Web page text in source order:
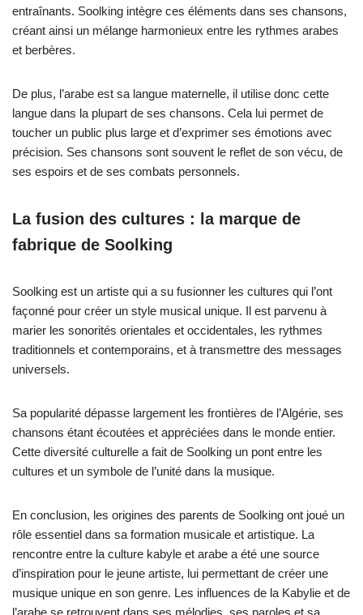
entraînants. Soolking intègre ces éléments dans ses chansons,
créant ainsi un mélange harmonieux entre les rythmes arabes
et berbères.
De plus, l’arabe est sa langue maternelle, il utilise donc cette
langue dans la plupart de ses chansons. Cela lui permet de
toucher un public plus large et d’exprimer ses émotions avec
précision. Ses chansons sont souvent le reflet de son vécu, de
ses espoirs et de ses combats personnels.
La fusion des cultures : la marque de
fabrique de Soolking
Soolking est un artiste qui a su fusionner les cultures qui l’ont
façonné pour créer un style musical unique. Il est parvenu à
marier les sonorités orientales et occidentales, les rythmes
traditionnels et contemporains, et à transmettre des messages
universels.
Sa popularité dépasse largement les frontières de l’Algérie, ses
chansons étant écoutées et appréciées dans le monde entier.
Cette diversité culturelle a fait de Soolking un pont entre les
cultures et un symbole de l’unité dans la musique.
En conclusion, les origines des parents de Soolking ont joué un
rôle essentiel dans sa formation musicale et artistique. La
rencontre entre la culture kabyle et arabe a été une source
d’inspiration pour le jeune artiste, lui permettant de créer une
musique unique en son genre. Les influences de la Kabylie et de
l’arabe se retrouvent dans ses mélodies, ses paroles et sa